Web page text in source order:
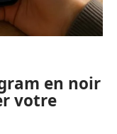
en noir
votre